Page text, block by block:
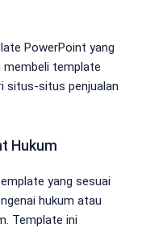
PowerPoint yang
template
situs-situs penjualan
Hukum
yang sesuai
hukum atau
Template ini